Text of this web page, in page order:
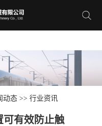
动态 >>行业资讯
可有效防止触